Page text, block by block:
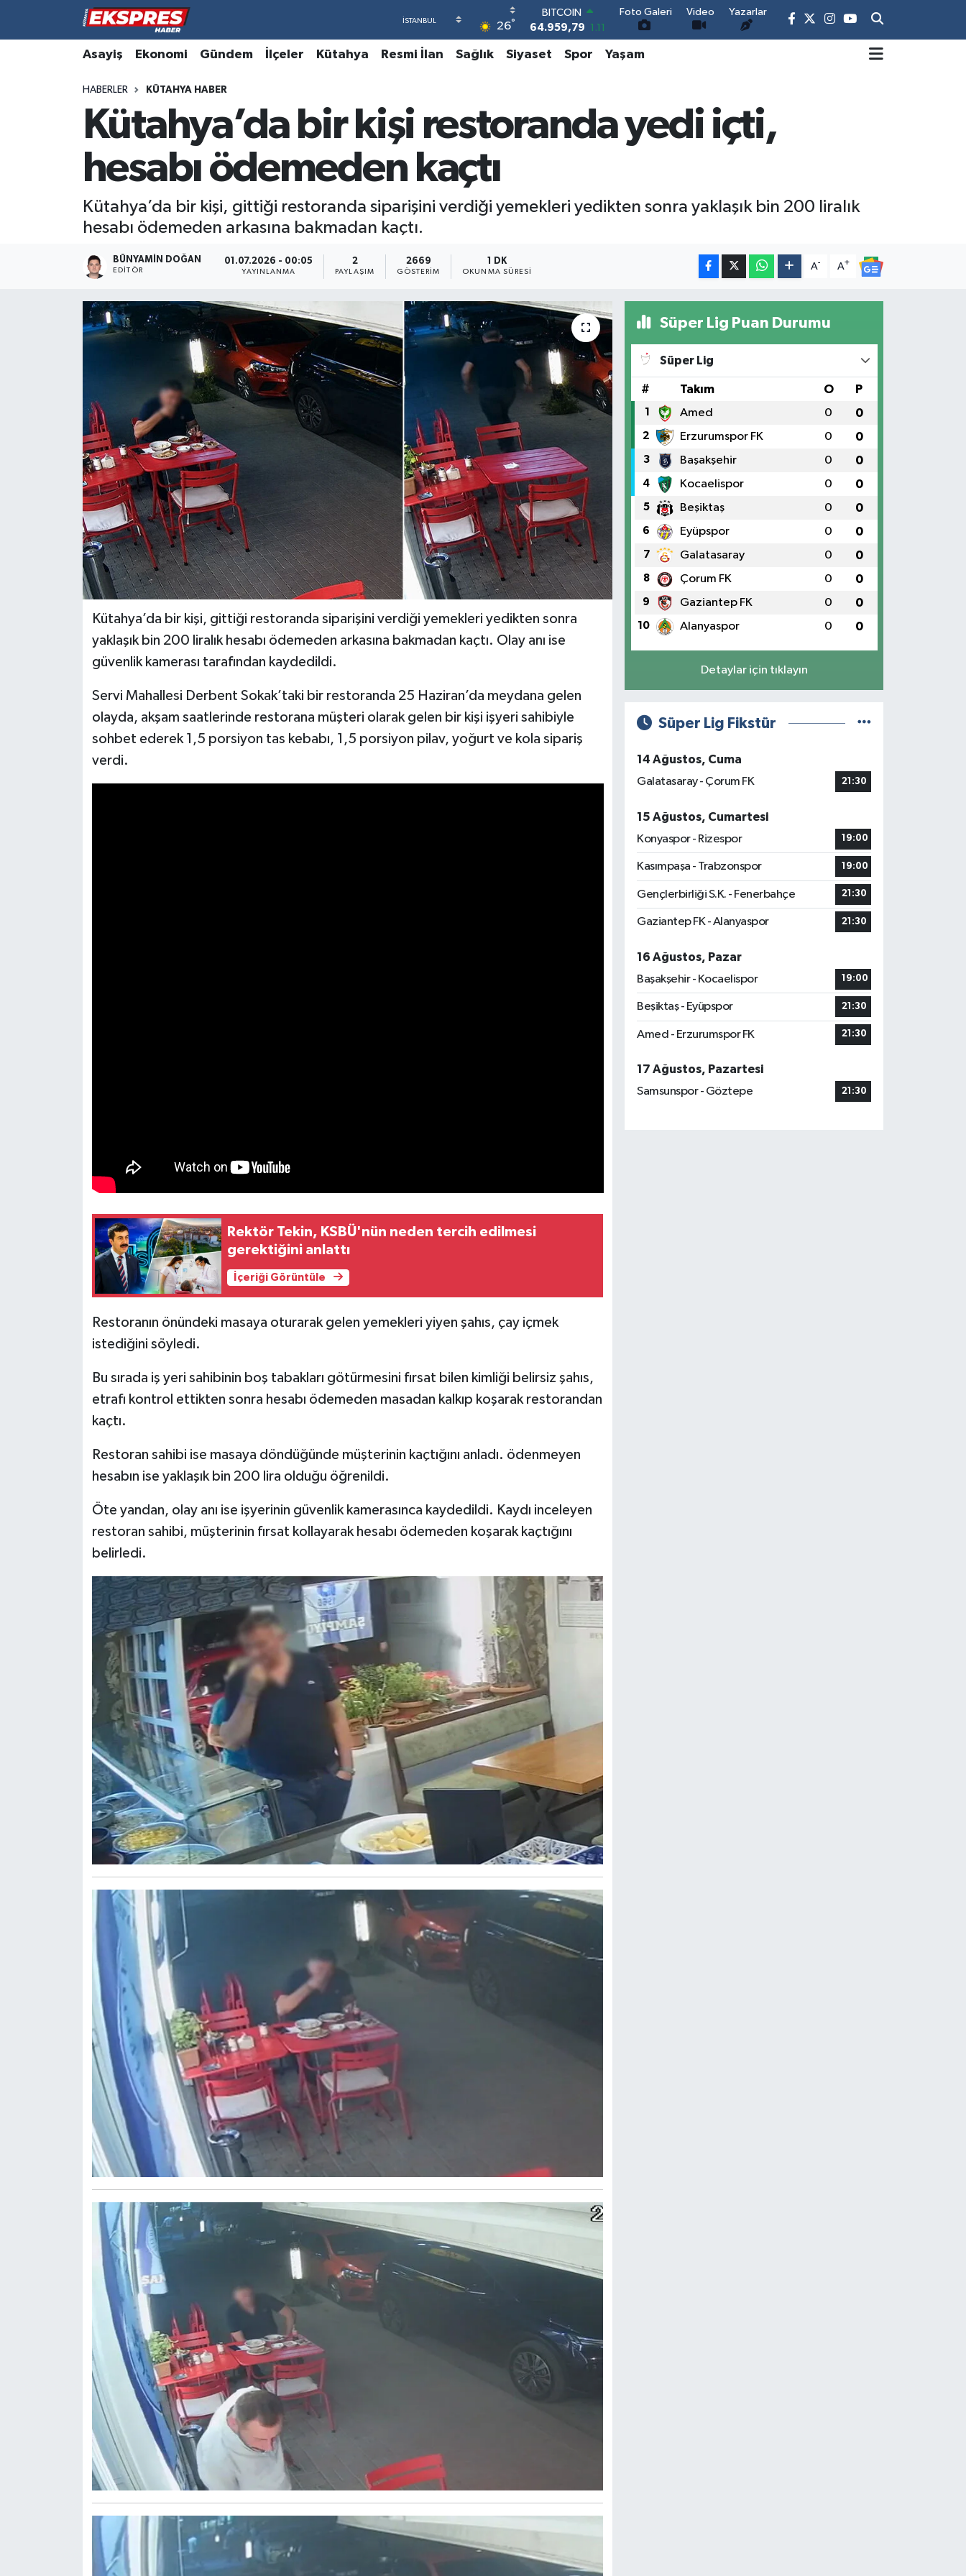
26°
DOLAR
47,7436 0.18
EURO
55,2510 0.32
6660.55 0.03
BİST100
Foto Galeri Video Yazarlar
Asayiş Ekonomi Gündem İlçeler Kütahya Resmi İlan Sağlık Siyaset Spor Yaşam
HABERLER KÜTAHYA HABER
Kütahya’da bir kişi restoranda yedi içti,
hesabı ödemeden kaçtı
Kütahya’da bir kişi, gittiği restoranda siparişini verdiği yemekleri yedikten sonra yaklaşık bin 200 liralık
hesabı ödemeden arkasına bakmadan kaçtı.
BÜNYAMIN DOĞAN
EDITÖR
01.07.2026 - 00:05
YAYINLANMA
2
PAYLAŞIM
2669
GÖSTERIM
1 DK
OKUNMA SÜRESI
A- A+
Kütahya’da bir kişi, gittiği restoranda siparişini verdiği yemekleri yedikten sonra
yaklaşık bin 200 liralık hesabı ödemeden arkasına bakmadan kaçtı. Olay anı ise
güvenlik kamerası tarafından kaydedildi.
Servi Mahallesi Derbent Sokak’taki bir restoranda 25 Haziran’da meydana gelen
olayda, akşam saatlerinde restorana müşteri olarak gelen bir kişi işyeri sahibiyle
sohbet ederek 1,5 porsiyon tas kebabı, 1,5 porsiyon pilav, yoğurt ve kola sipariş
verdi.
Rektör Tekin, KSBÜ'nün neden tercih edilmesi
gerektiğini anlattı
İçeriği Görüntüle
Restoranın önündeki masaya oturarak gelen yemekleri yiyen şahıs, çay içmek
istediğini söyledi.
Bu sırada iş yeri sahibinin boş tabakları götürmesini fırsat bilen kimliği belirsiz şahıs,
etrafı kontrol ettikten sonra hesabı ödemeden masadan kalkıp koşarak restorandan
kaçtı.
Restoran sahibi ise masaya döndüğünde müşterinin kaçtığını anladı. ödenmeyen
hesabın ise yaklaşık bin 200 lira olduğu öğrenildi.
Öte yandan, olay anı ise işyerinin güvenlik kamerasınca kaydedildi. Kaydı inceleyen
restoran sahibi, müşterinin fırsat kollayarak hesabı ödemeden koşarak kaçtığını
belirledi.
Süper Lig Puan Durumu
Süper Lig
# Takım O P
1 Amed 0 0
2 Erzurumspor FK 0 0
3 Başakşehir 0 0
4 Kocaelispor 0 0
5 Beşiktaş 0 0
6 Eyüpspor 0 0
7 Galatasaray 0 0
8 Çorum FK 0 0
9 Gaziantep FK 0 0
10 Alanyaspor 0 0
Detaylar için tıklayın
Süper Lig Fikstür
14 Ağustos, Cuma
Galatasaray - Çorum FK
21:30
15 Ağustos, Cumartesi
Konyaspor - Rizespor
19:00
Kasımpaşa - Trabzonspor 19:00
Gençlerbirliği S.K. - Fenerbahçe 21:30
Gaziantep FK - Alanyaspor 21:30
16 Ağustos, Pazar
Başakşehir - Kocaelispor
19:00
Beşiktaş - Eyüpspor 21:30
Amed - Erzurumspor FK 21:30
17 Ağustos, Pazartesi
Samsunspor - Göztepe
21:30
Altıntaş
Aslanapa
Biyografiler
Domaniç
Dumlupınar
Ekonomi
Foto Galeri
Köşe Yazıları
Video Galeri
Hava Durumu
Trafik Durumu
Süper Lig Puan Durumu ve Fikstür
Tüm Manşetler
Son Dakika Haberleri